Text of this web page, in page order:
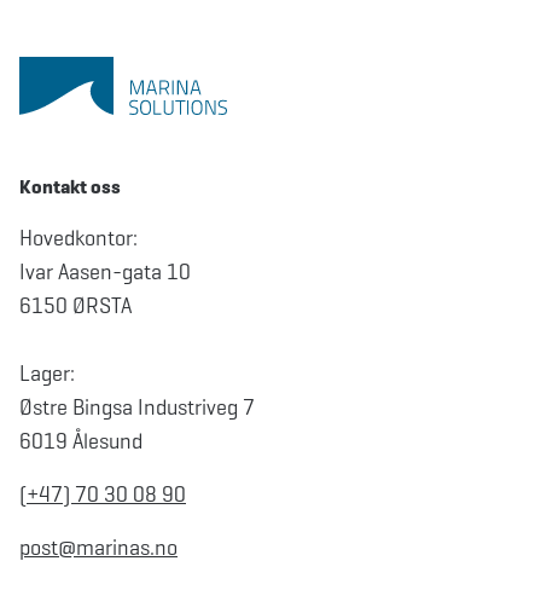
Kontakt oss
Hovedkontor:
Ivar Aasen-gata 10
6150 ØRSTA
Lager:
Østre Bingsa Industriveg 7
6019 Ålesund
(+47) 70 30 08 90
post@marinas.no